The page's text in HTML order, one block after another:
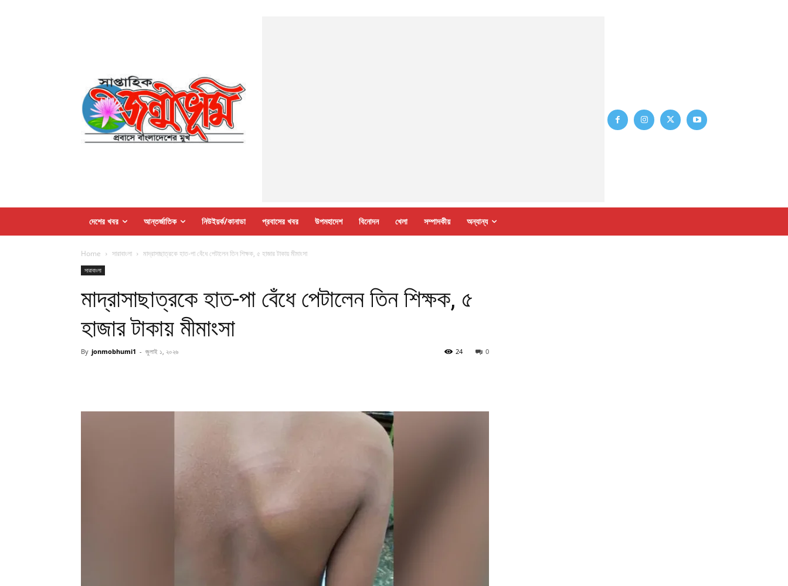
দেশের খবর আন্তর্জাতিক নিউইয়র্ক/কানাডা প্রবাসের খবর উপমহাদেশ বিনোদন খেলা সম্পাদকীয় অন্যান্য
Home সারাবাংলা মাদ্রাসাছাত্রকে হাত-পা বেঁধে পেটালেন তিন শিক্ষক, ৫ হাজার টাকায় মীমাংসা
সারাবাংলা
মাদ্রাসাছাত্রকে হাত-পা বেঁধে পেটালেন তিন শিক্ষক, ৫
হাজার টাকায় মীমাংসা
By jonmobhumi1 - জুলাই ১, ২০২৬ 0
24